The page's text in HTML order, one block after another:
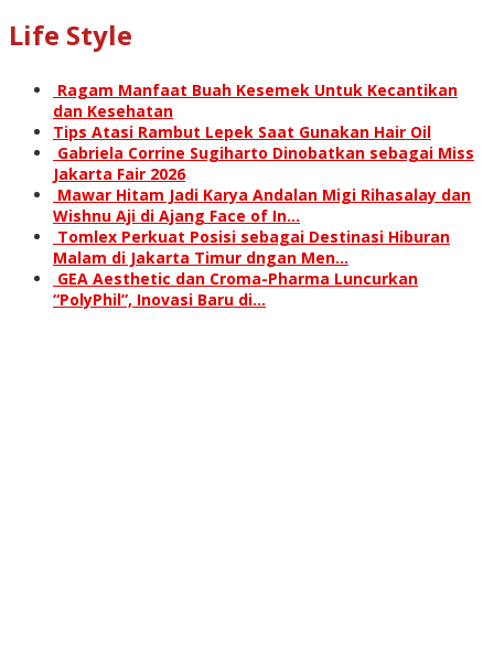
Life Style
Ragam Manfaat Buah Kesemek Untuk Kecantikan
dan Kesehatan
Tips Atasi Rambut Lepek Saat Gunakan Hair Oil
Gabriela Corrine Sugiharto Dinobatkan sebagai Miss
Jakarta Fair 2026
Mawar Hitam Jadi Karya Andalan Migi Rihasalay dan
Wishnu Aji di Ajang Face of In…
Tomlex Perkuat Posisi sebagai Destinasi Hiburan
Malam di Jakarta Timur dngan Men…
GEA Aesthetic dan Croma-Pharma Luncurkan
“PolyPhil”, Inovasi Baru di…